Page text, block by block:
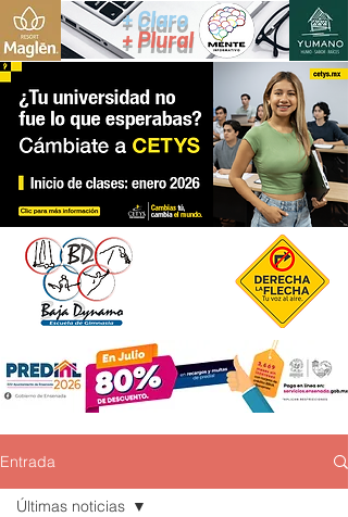
+ Claro
+ Plural
Entrada
Últimas noticias